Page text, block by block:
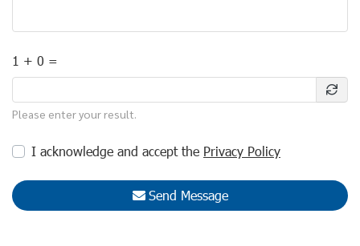
1 + 0 =
Please enter your result.
I acknowledge and accept the Privacy Policy
Send Message